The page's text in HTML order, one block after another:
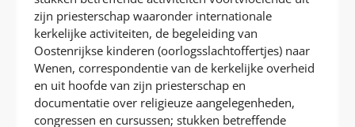
zijn priesterschap waaronder internationale
kerkelijke activiteiten, de begeleiding van
Oostenrijkse kinderen (oorlogsslachtoffertjes) naar
Wenen, correspondentie van de kerkelijke overheid
en uit hoofde van zijn priesterschap en
documentatie over religieuze aangelegenheden,
congressen en cursussen; stukken betreffende